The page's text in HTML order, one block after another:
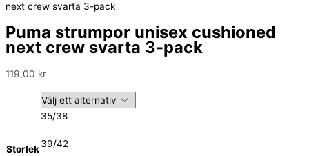
next crew svarta 3-pack
Puma strumpor unisex cushioned
next crew svarta 3-pack
119,00 kr
Storlek
35/38
39/42